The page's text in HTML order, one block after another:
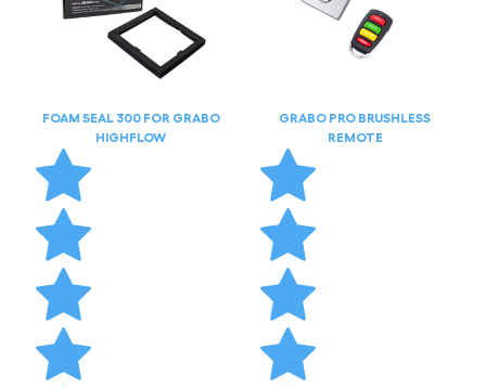
FOAM SEAL 300 FOR GRABO
HIGHFLOW
GRABO PRO BRUSHLESS
REMOTE